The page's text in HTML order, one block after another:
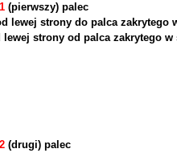
1 (pierwszy) palec
lewej strony do palca zakrytego
strony od palca zakrytego w
2 (drugi) palec